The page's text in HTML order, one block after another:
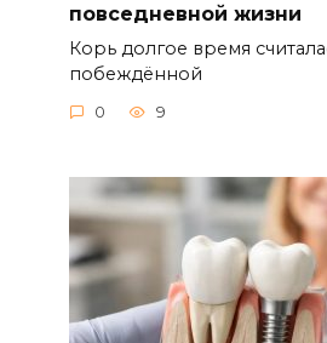
повседневной жизни
Корь долгое время
побеждённой
0 9